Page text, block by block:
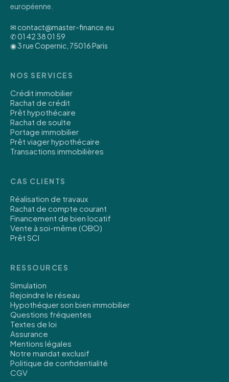
européenne.
✉ contact@master-finance.eu
✆ 01 42 38 01 59
◉ 3 rue Copernic, 75016 Paris
NOS SERVICES
Crédit immobilier
Rachat de crédit
Prêt hypothécaire
Rachat de soulte
Portage immobilier
Prêt viager hypothécaire
Transactions immobilières
CAS CLIENTS
Réalisation de travaux
Rachat de compte courant
Financement de bien locatif
Vente à soi-même (OBO)
Prêt SCI
RESSOURCES
Simulation
Rejoindre le réseau
Hypothéquer son bien immobilier
Questions fréquentes
Textes de loi
Assurance
Mentions légales
Notre mandat exclusif
Politique de confidentialité
CGV